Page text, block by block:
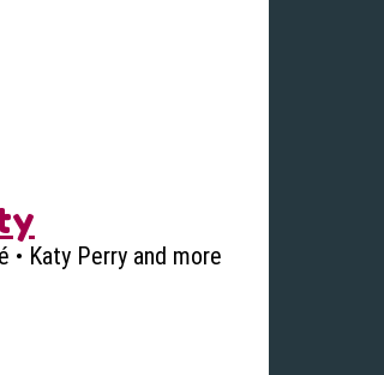
• Katy Perry and more